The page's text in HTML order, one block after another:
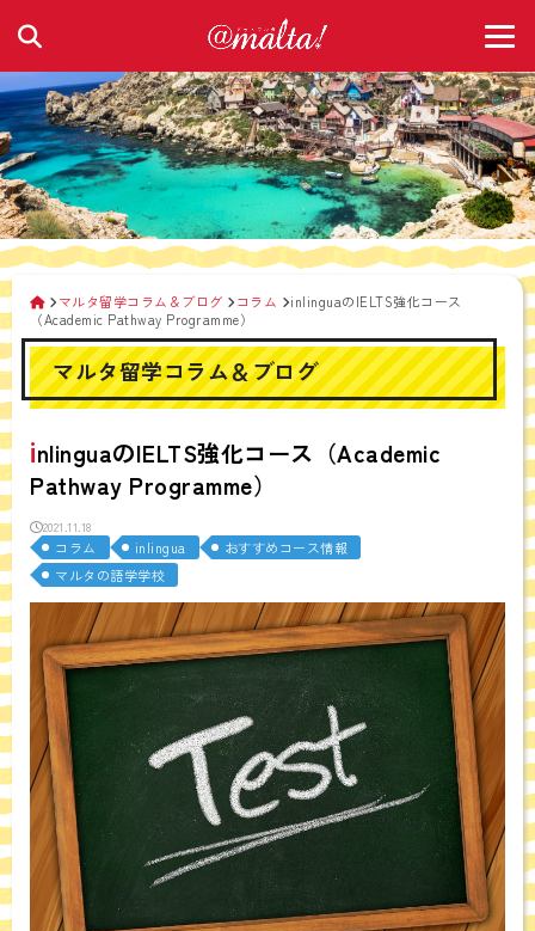
マルタ留学コラム＆ブログ コラム
inlinguaのIELTS強化コース
（Academic Pathway Programme）
マルタ留学コラム＆ブログ
inlinguaのIELTS強化コース（Academic
Pathway Programme）
2021.11.18
コラム inlingua
おすすめコース情報
マルタの語学学校